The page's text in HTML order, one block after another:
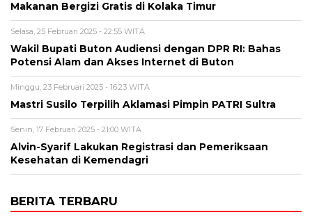
Makanan Bergizi Gratis di Kolaka Timur
Selasa, 25 Februari 2025 - 22:55 WITA
Wakil Bupati Buton Audiensi dengan DPR RI: Bahas
Potensi Alam dan Akses Internet di Buton
Minggu, 23 Februari 2025 - 16:23 WITA
Mastri Susilo Terpilih Aklamasi Pimpin PATRI Sultra
Senin, 17 Februari 2025 - 21:00 WITA
Alvin-Syarif Lakukan Registrasi dan Pemeriksaan
Kesehatan di Kemendagri
BERITA TERBARU